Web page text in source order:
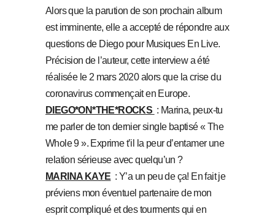
Alors que la parution de son prochain album
est imminente, elle a accepté de répondre aux
questions de Diego pour Musiques En Live.
Précision de l’auteur, cette interview a été
réalisée le 2 mars 2020 alors que la crise du
coronavirus commençait en Europe.
DIEGO*ON*THE*ROCKS : Marina, peux-tu
me parler de ton dernier single baptisé « The
Whole 9 ». Exprime t’il la peur d’entamer une
relation sérieuse avec quelqu’un ?
MARINA KAYE : Y’a un peu de ça! En fait je
préviens mon éventuel partenaire de mon
esprit compliqué et des tourments qui en